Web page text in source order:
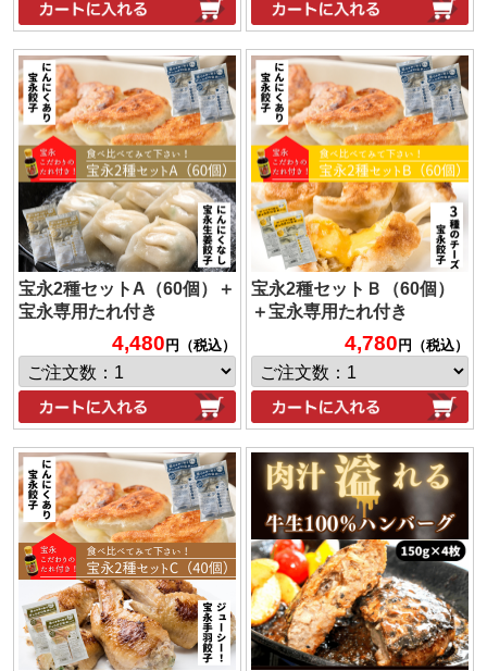
宝永2種セットA（60個）＋
宝永専用たれ付き
4,480円（税込）
宝永2種セットＢ（60個）
＋宝永専用たれ付き
4,780円（税込）